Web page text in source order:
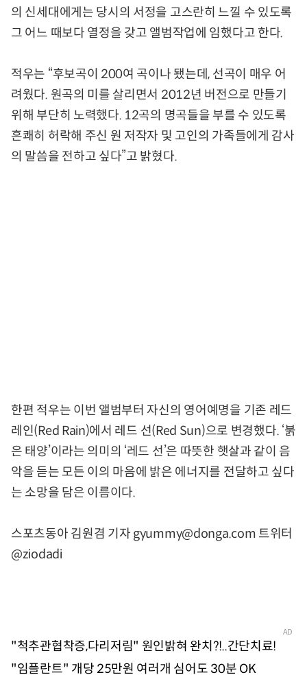
의 신세대에게는 당시의 서정을 고스란히 느낄 수 있도록
그 어느 때보다 열정을 갖고 앨범작업에 임했다고 한다.
적우는 “후보곡이 200여 곡이나 됐는데, 선곡이 매우 어
려웠다. 원곡의 미를 살리면서 2012년 버전으로 만들기
위해 부단히 노력했다. 12곡의 명곡들을 부를 수 있도록
흔쾌히 허락해 주신 원 저작자 및 고인의 가족들에게 감사
의 말씀을 전하고 싶다”고 밝혔다.
한편 적우는 이번 앨범부터 자신의 영어예명을 기존 레드
레인(Red Rain)에서 레드 선(Red Sun)으로 변경했다. ‘붉
은 태양’이라는 의미의 ‘레드 선’은 따뜻한 햇살과 같이 음
악을 듣는 모든 이의 마음에 밝은 에너지를 전달하고 싶다
는 소망을 담은 이름이다.
스포츠동아 김원겸 기자 gyummy@donga.com 트위터
@ziodadi